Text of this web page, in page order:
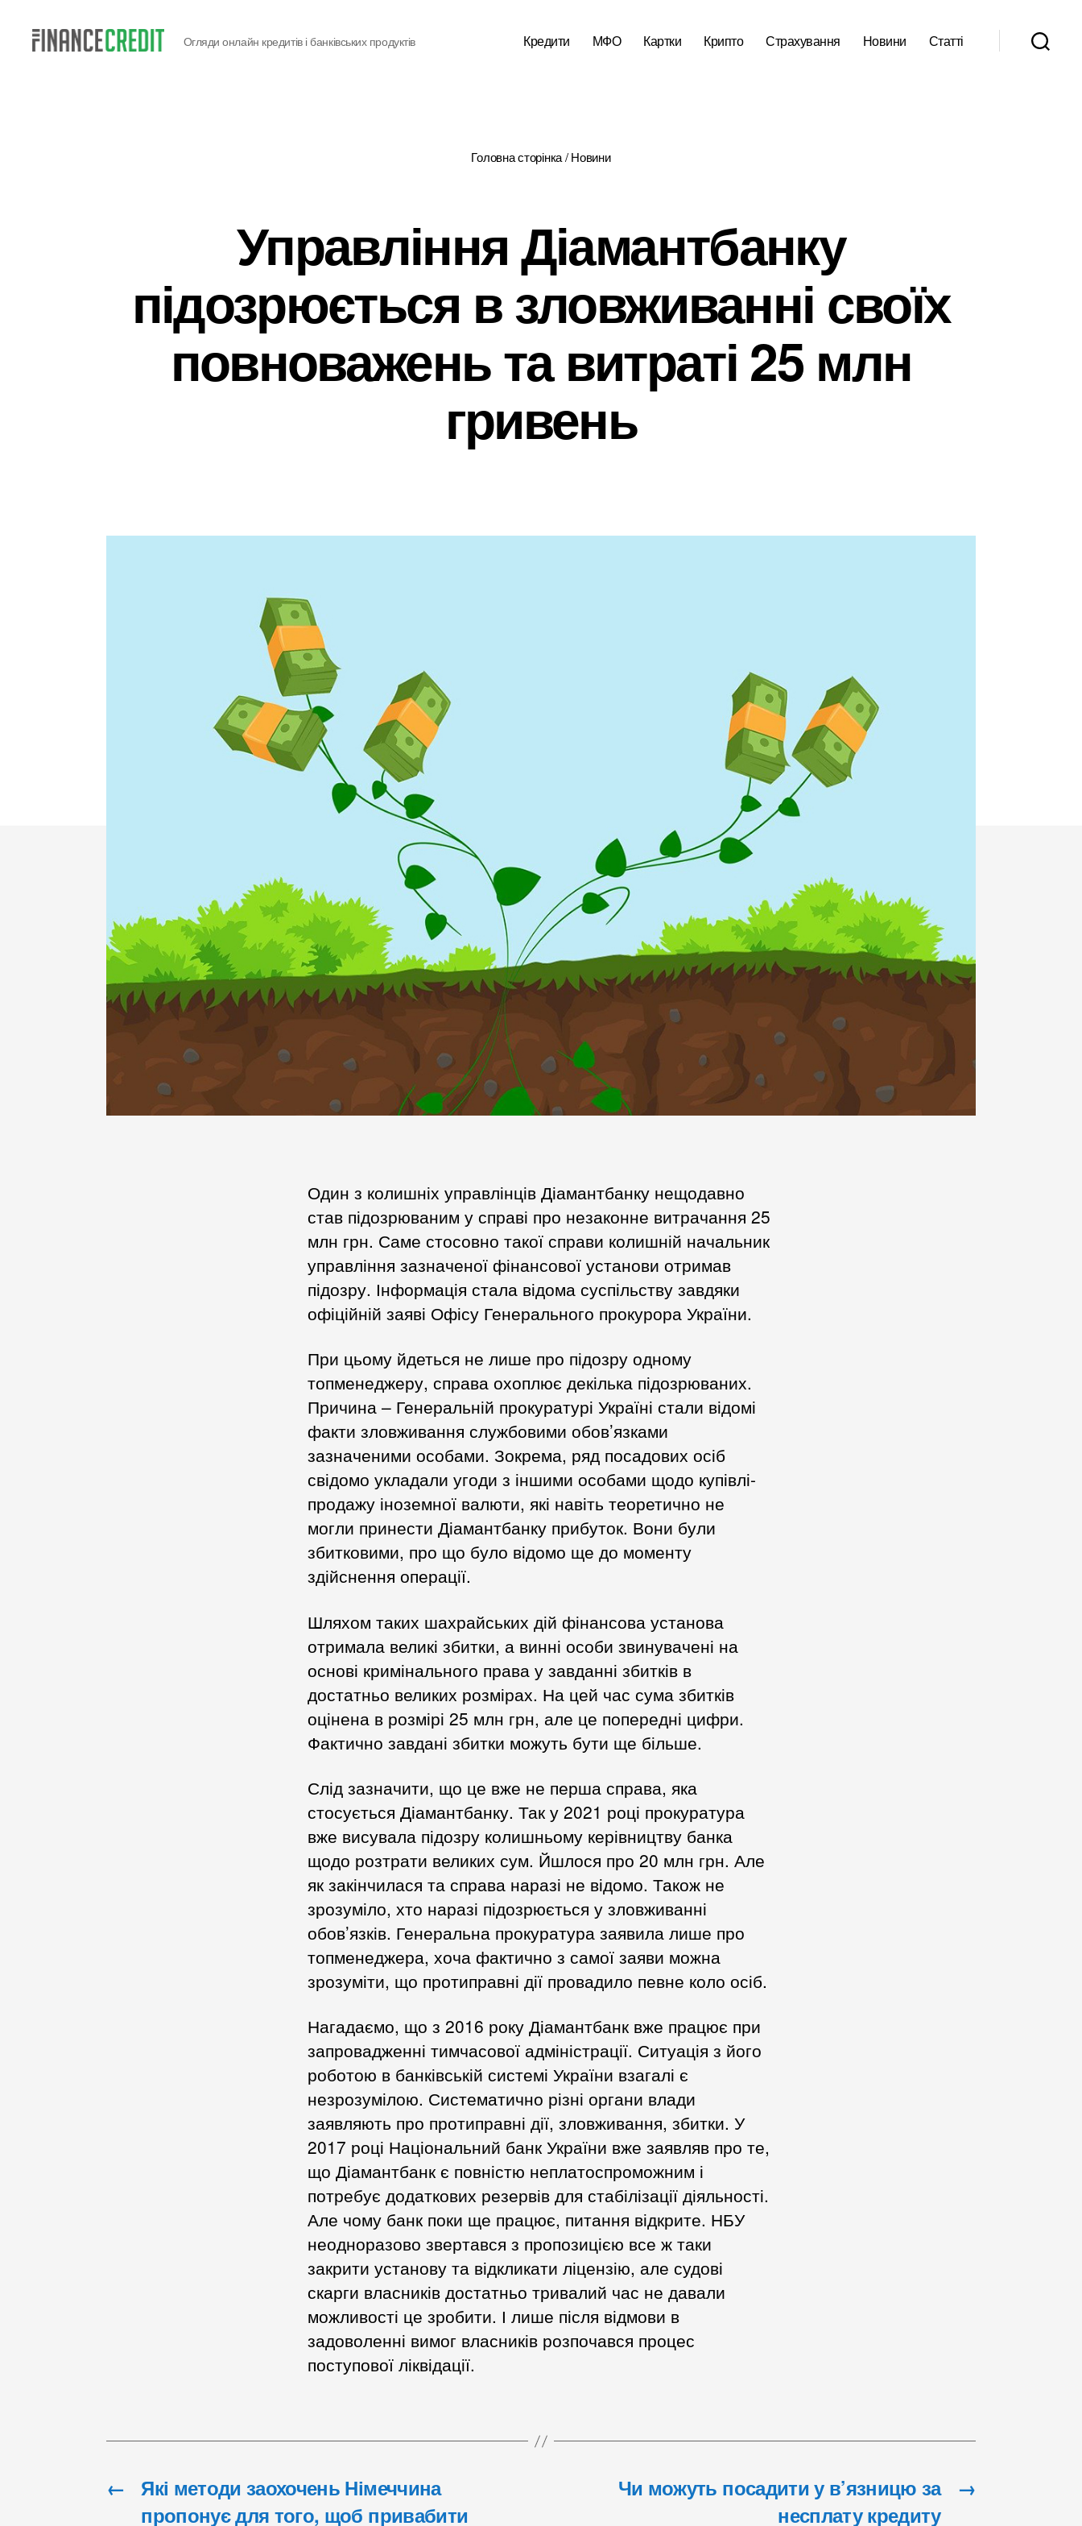
Огляди онлайн кредитів і банківських продуктів Кредити МФО Картки Крипто Страхування Новини Статті
Головна сторінка/Новини
Управління Діамантбанку
підозрюється в зловживанні своїх
повноважень та витраті 25 млн
гривень
Один з колишніх управлінців Діамантбанку нещодавно
став підозрюваним у справі про незаконне витрачання 25
млн грн. Саме стосовно такої справи колишній начальник
управління зазначеної фінансової установи отримав
підозру. Інформація стала відома суспільству завдяки
офіційній заяві Офісу Генерального прокурора України.
При цьому йдеться не лише про підозру одному
топменеджеру, справа охоплює декілька підозрюваних.
Причина – Генеральній прокуратурі Україні стали відомі
факти зловживання службовими обов’язками
зазначеними особами. Зокрема, ряд посадових осіб
свідомо укладали угоди з іншими особами щодо купівлі-
продажу іноземної валюти, які навіть теоретично не
могли принести Діамантбанку прибуток. Вони були
збитковими, про що було відомо ще до моменту
здійснення операції.
Шляхом таких шахрайських дій фінансова установа
отримала великі збитки, а винні особи звинувачені на
основі кримінального права у завданні збитків в
достатньо великих розмірах. На цей час сума збитків
оцінена в розмірі 25 млн грн, але це попередні цифри.
Фактично завдані збитки можуть бути ще більше.
Слід зазначити, що це вже не перша справа, яка
стосується Діамантбанку. Так у 2021 році прокуратура
вже висувала підозру колишньому керівництву банка
щодо розтрати великих сум. Йшлося про 20 млн грн. Але
як закінчилася та справа наразі не відомо. Також не
зрозуміло, хто наразі підозрюється у зловживанні
обов’язків. Генеральна прокуратура заявила лише про
топменеджера, хоча фактично з самої заяви можна
зрозуміти, що протиправні дії провадило певне коло осіб.
Нагадаємо, що з 2016 року Діамантбанк вже працює при
запровадженні тимчасової адміністрації. Ситуація з його
роботою в банківській системі України взагалі є
незрозумілою. Систематично різні органи влади
заявляють про протиправні дії, зловживання, збитки. У
2017 році Національний банк України вже заявляв про те,
що Діамантбанк є повністю неплатоспроможним і
потребує додаткових резервів для стабілізації діяльності.
Але чому банк поки ще працює, питання відкрите. НБУ
неодноразово звертався з пропозицією все ж таки
закрити установу та відкликати ліцензію, але судові
скарги власників достатньо тривалий час не давали
можливості це зробити. І лише після відмови в
задоволенні вимог власників розпочався процес
поступової ліквідації.
←
Які методи заохочень Німеччина
пропонує для того, щоб привабити
→
Чи можуть посадити у в’язницю за
несплату кредиту